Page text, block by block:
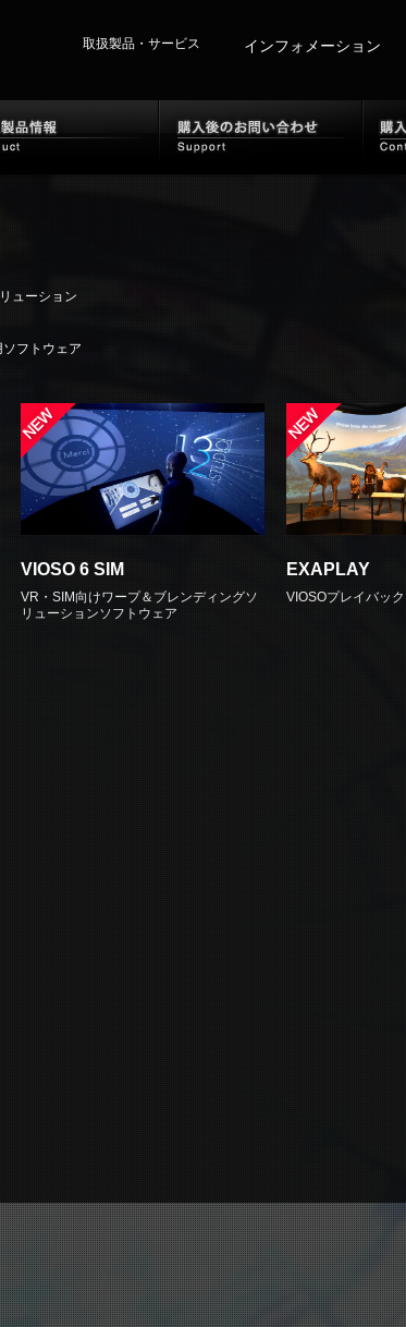
取扱製品・サービス インフォメーション
ューション
フトウェア
VIOSO 6 SIM
VR・SIM向けワープ＆ブレンディングソ
リューションソフトウェア
EXAPLAY
VIOSOプレイバッ